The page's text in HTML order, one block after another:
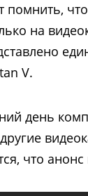
помнить,
на
V.
день
что